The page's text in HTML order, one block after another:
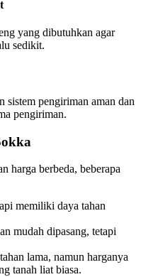
yang dibutuhkan agar
sedikit.
sistem pengiriman aman dan
pengiriman.
harga berbeda, beberapa
memiliki daya tahan
mudah dipasang, tetapi
lama, namun harganya
tanah liat biasa.